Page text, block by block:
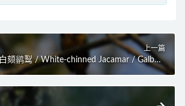
上一篇
白颏鹟䴕 / White-chinned Jacamar / Galbula
tombacea